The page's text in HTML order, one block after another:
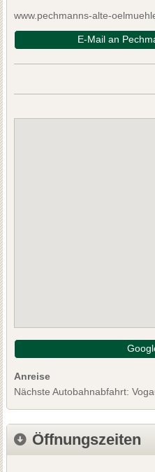
www.pechmanns-alte-
E-Mail an
Anreise
Nächste Autobahnabfahrt:
Öffnungszeiten